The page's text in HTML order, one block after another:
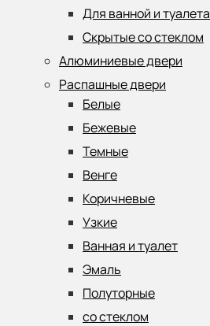
Для ванной и туалета
Скрытые со стеклом
Алюминиевые двери
Распашные двери
Белые
Бежевые
Темные
Венге
Коричневые
Узкие
Ванная и туалет
Эмаль
Полуторные
со стеклом